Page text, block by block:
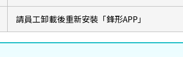
請員工卸載後重新安裝「鋒形APP」